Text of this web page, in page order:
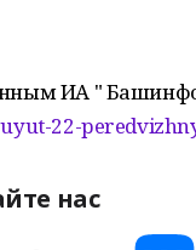
ИА "
22-
нас